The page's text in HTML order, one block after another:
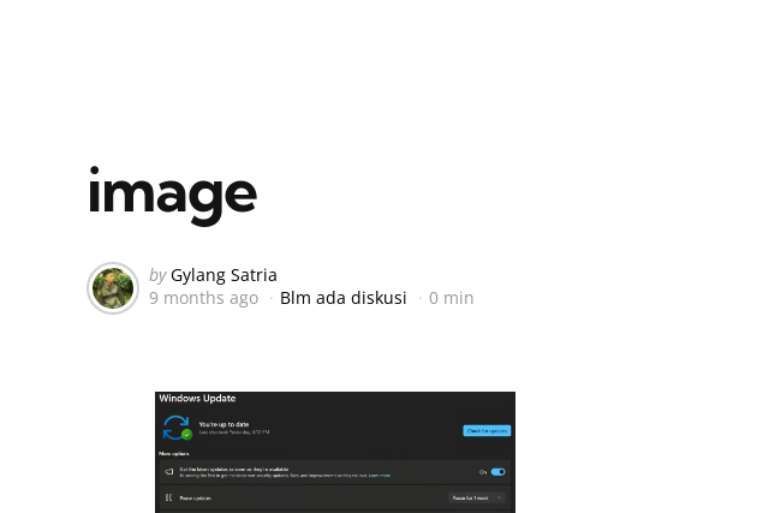
image
Posted
by
by Gylang Satria
9 months ago
Blm ada diskusi 0 min